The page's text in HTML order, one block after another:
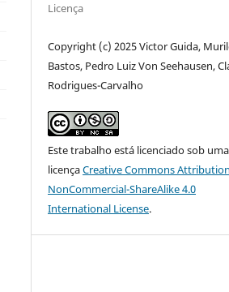
Licença
Copyright (c) 2025 Victor Guida,
Bastos, Pedro Luiz Von Seehausen,
Rodrigues-Carvalho
Este trabalho está licenciado sob uma
licençaCreative Commons
NonCommercial-ShareAlike 4.0
International License.